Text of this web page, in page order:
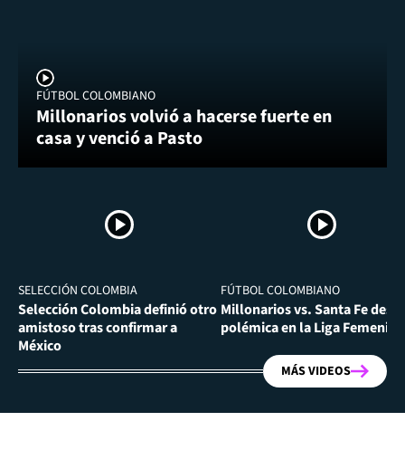
FÚTBOL COLOMBIANO
Millonarios volvió a hacerse fuerte en
casa y venció a Pasto
SELECCIÓN COLOMBIA
Selección Colombia definió otro
amistoso tras confirmar a
México
FÚTBOL COLOMBIANO
Millonarios vs. Santa Fe
polémica en la Liga Femenina
MÁS VIDEOS